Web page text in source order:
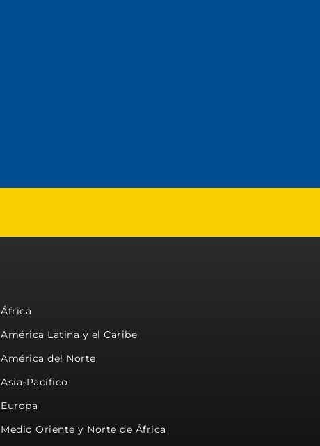
África
América Latina y el Caribe
América del Norte
Asia-Pacífico
Europa
Medio Oriente y Norte de África